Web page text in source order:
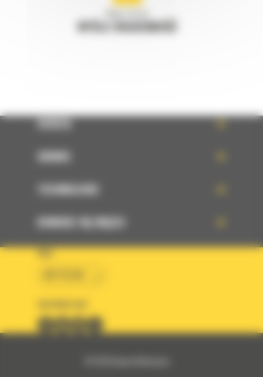
Napisz do nas
WYŚLIJ WIADOMOŚĆ
OFERTA
SERWIS
TECHNOLOGIE
DOWIEDZ SIĘ WIĘCEJ
KRAJ